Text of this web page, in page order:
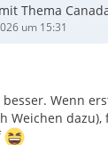
Thema
um 15:31
Wenn
Weichen